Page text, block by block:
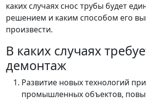
каких случаях снос трубы будет
решением и каким способом его
произвести.
В каких случаях
демонтаж
Развитие новых технологий
промышленных объектов,